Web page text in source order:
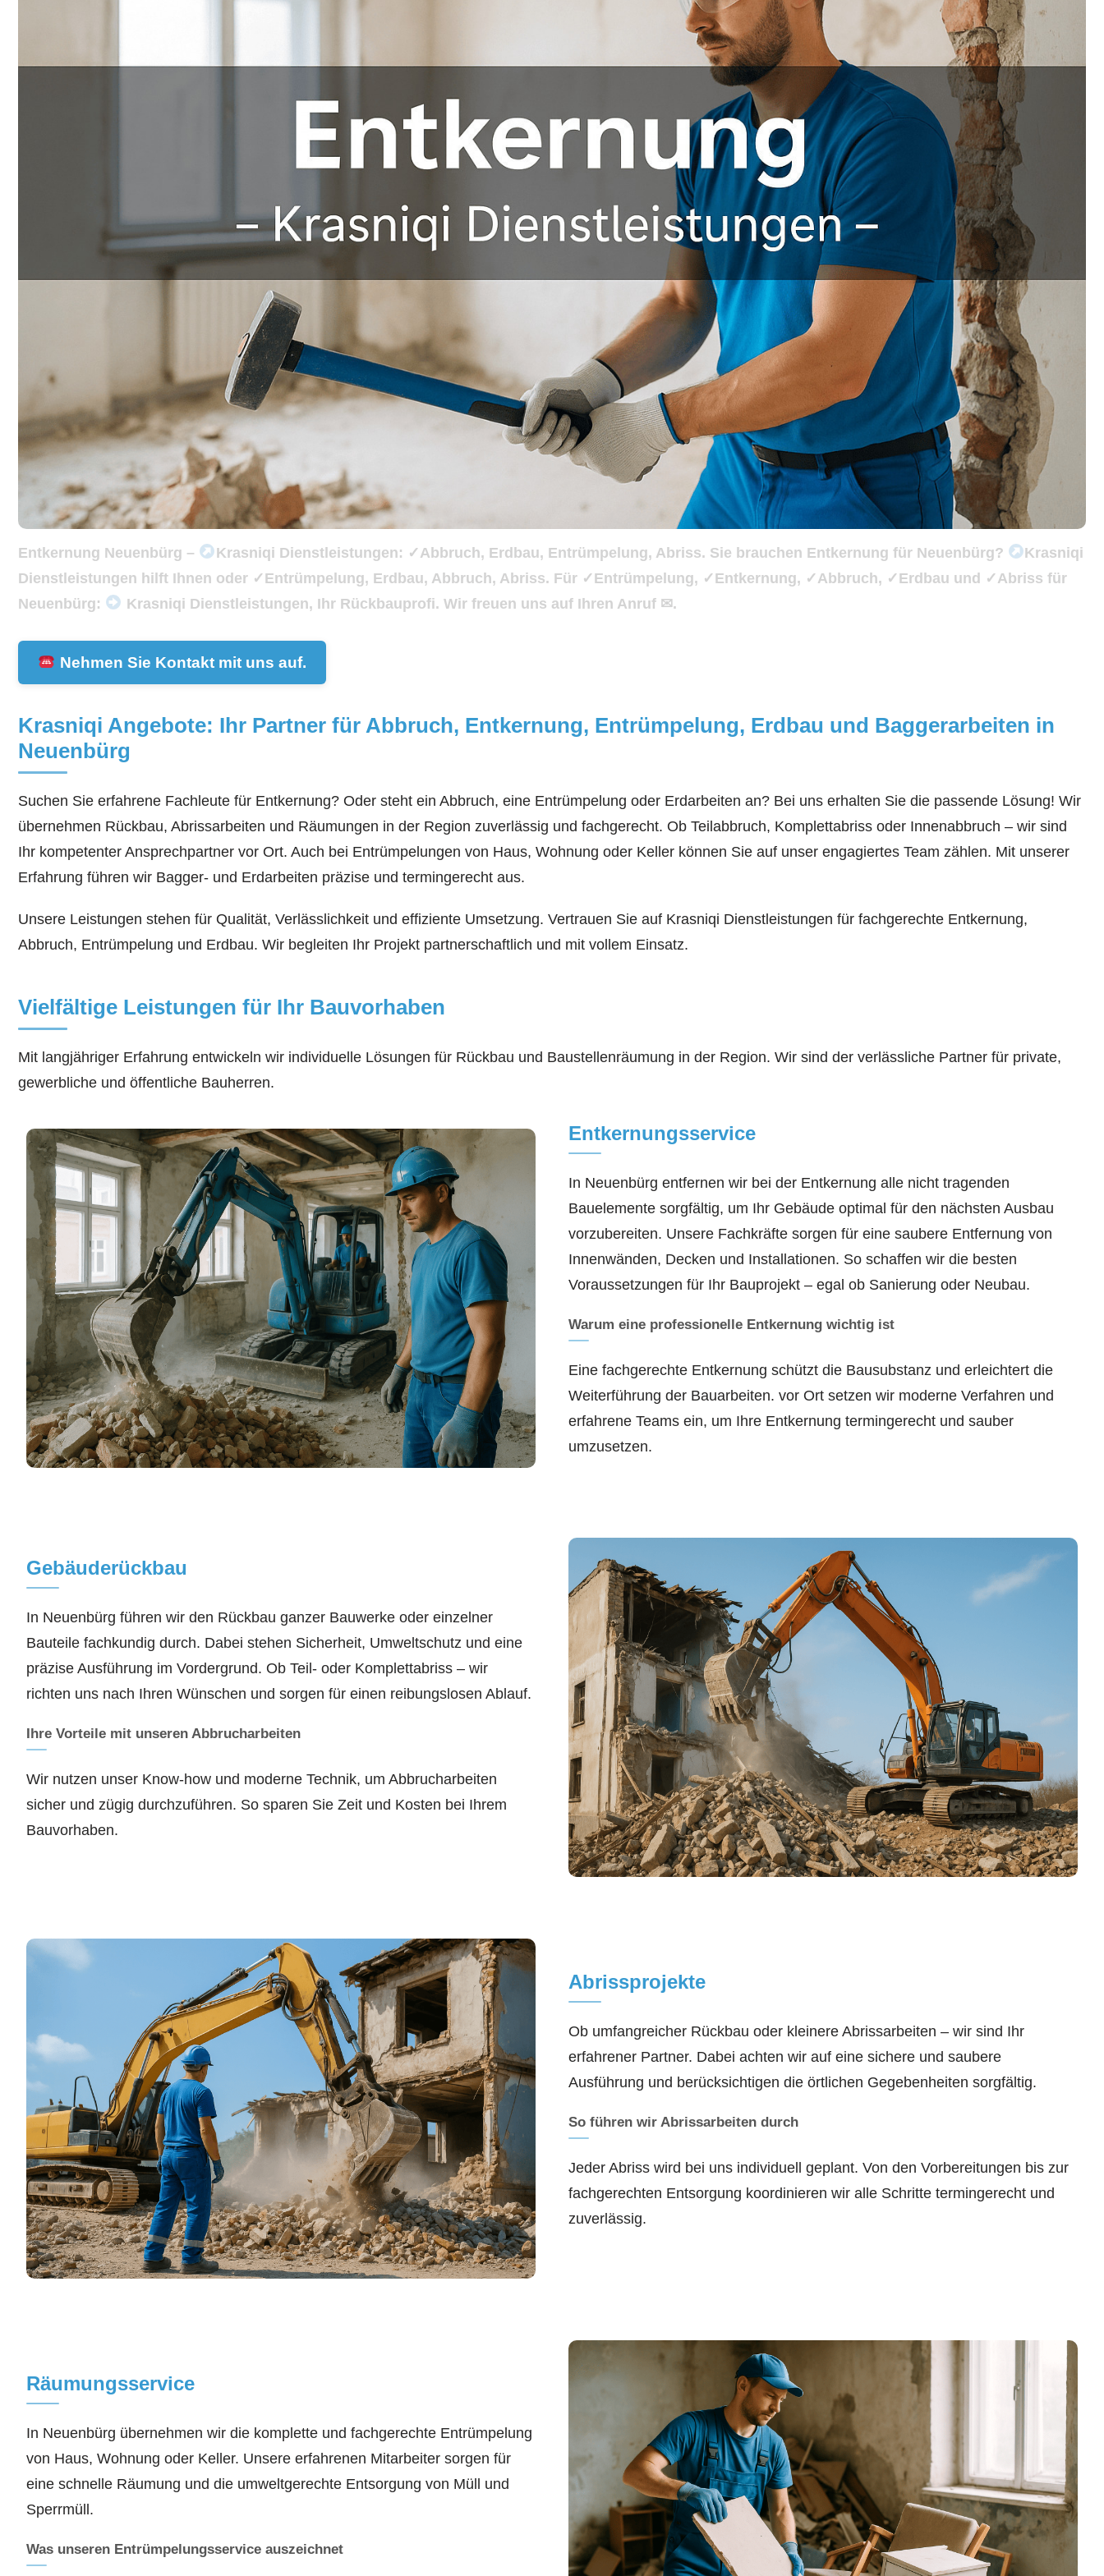
Entkernung Neuenbürg – Krasniqi Dienstleistungen: ✓Abbruch, Erdbau, Entrümpelung, Abriss. Sie brauchen Entkernung für Neuenbürg?
Krasniqi
Dienstleistungen hilft Ihnen oder ✓Entrümpelung, Erdbau, Abbruch, Abriss. Für ✓Entrümpelung, ✓Entkernung, ✓Abbruch, ✓Erdbau und ✓Abriss für
Neuenbürg:
Krasniqi Dienstleistungen, Ihr Rückbauprofi. Wir freuen uns auf Ihren Anruf ✉.
Nehmen Sie Kontakt mit uns auf.
Krasniqi Angebote: Ihr Partner für Abbruch, Entkernung, Entrümpelung, Erdbau und Baggerarbeiten in
Neuenbürg
Suchen Sie erfahrene Fachleute für Entkernung? Oder steht ein Abbruch, eine Entrümpelung oder Erdarbeiten an? Bei uns erhalten Sie die passende Lösung! Wir
übernehmen Rückbau, Abrissarbeiten und Räumungen in der Region zuverlässig und fachgerecht. Ob Teilabbruch, Komplettabriss oder Innenabbruch – wir sind
Ihr kompetenter Ansprechpartner vor Ort. Auch bei Entrümpelungen von Haus, Wohnung oder Keller können Sie auf unser engagiertes Team zählen. Mit unserer
Erfahrung führen wir Bagger- und Erdarbeiten präzise und termingerecht aus.
Unsere Leistungen stehen für Qualität, Verlässlichkeit und effiziente Umsetzung. Vertrauen Sie auf Krasniqi Dienstleistungen für fachgerechte Entkernung,
Abbruch, Entrümpelung und Erdbau. Wir begleiten Ihr Projekt partnerschaftlich und mit vollem Einsatz.
Vielfältige Leistungen für Ihr Bauvorhaben
Mit langjähriger Erfahrung entwickeln wir individuelle Lösungen für Rückbau und Baustellenräumung in der Region. Wir sind der verlässliche Partner für private,
gewerbliche und öffentliche Bauherren.
Entkernungsservice
In Neuenbürg entfernen wir bei der Entkernung alle nicht tragenden
Bauelemente sorgfältig, um Ihr Gebäude optimal für den nächsten Ausbau
vorzubereiten. Unsere Fachkräfte sorgen für eine saubere Entfernung von
Innenwänden, Decken und Installationen. So schaffen wir die besten
Voraussetzungen für Ihr Bauprojekt – egal ob Sanierung oder Neubau.
Warum eine professionelle Entkernung wichtig ist
Eine fachgerechte Entkernung schützt die Bausubstanz und erleichtert die
Weiterführung der Bauarbeiten. vor Ort setzen wir moderne Verfahren und
erfahrene Teams ein, um Ihre Entkernung termingerecht und sauber
umzusetzen.
Gebäuderückbau
In Neuenbürg führen wir den Rückbau ganzer Bauwerke oder einzelner
Bauteile fachkundig durch. Dabei stehen Sicherheit, Umweltschutz und eine
präzise Ausführung im Vordergrund. Ob Teil- oder Komplettabriss – wir
richten uns nach Ihren Wünschen und sorgen für einen reibungslosen Ablauf.
Ihre Vorteile mit unseren Abbrucharbeiten
Wir nutzen unser Know-how und moderne Technik, um Abbrucharbeiten
sicher und zügig durchzuführen. So sparen Sie Zeit und Kosten bei Ihrem
Bauvorhaben.
Abrissprojekte
Ob umfangreicher Rückbau oder kleinere Abrissarbeiten – wir sind Ihr
erfahrener Partner. Dabei achten wir auf eine sichere und saubere
Ausführung und berücksichtigen die örtlichen Gegebenheiten sorgfältig.
So führen wir Abrissarbeiten durch
Jeder Abriss wird bei uns individuell geplant. Von den Vorbereitungen bis zur
fachgerechten Entsorgung koordinieren wir alle Schritte termingerecht und
zuverlässig.
Räumungsservice
In Neuenbürg übernehmen wir die komplette und fachgerechte Entrümpelung
von Haus, Wohnung oder Keller. Unsere erfahrenen Mitarbeiter sorgen für
eine schnelle Räumung und die umweltgerechte Entsorgung von Müll und
Sperrmüll.
Was unseren Entrümpelungsservice auszeichnet